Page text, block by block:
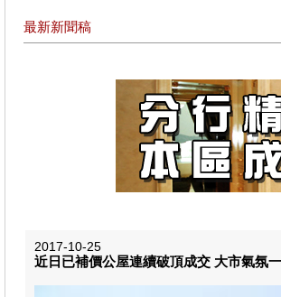
最新新聞稿
2017-10-25
近日已補價公屋連續破頂成交 大市氣氛